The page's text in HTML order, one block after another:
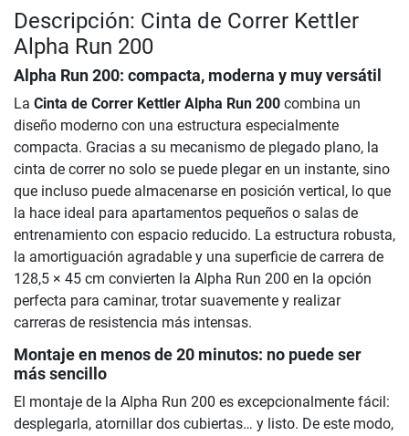
Descripción: Cinta de Correr Kettler
Alpha Run 200
Alpha Run 200: compacta, moderna y muy versátil
La Cinta de Correr Kettler Alpha Run 200 combina un
diseño moderno con una estructura especialmente
compacta. Gracias a su mecanismo de plegado plano, la
cinta de correr no solo se puede plegar en un instante, sino
que incluso puede almacenarse en posición vertical, lo que
la hace ideal para apartamentos pequeños o salas de
entrenamiento con espacio reducido. La estructura robusta,
la amortiguación agradable y una superficie de carrera de
128,5 × 45 cm convierten la Alpha Run 200 en la opción
perfecta para caminar, trotar suavemente y realizar
carreras de resistencia más intensas.
Montaje en menos de 20 minutos: no puede ser
más sencillo
El montaje de la Alpha Run 200 es excepcionalmente fácil:
desplegarla, atornillar dos cubiertas… y listo. De este modo,